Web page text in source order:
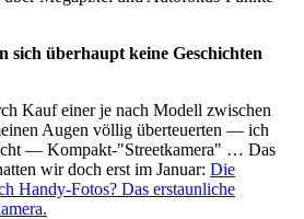
sich überhaupt keine Geschichten
Kauf einer je nach Modell zwischen
Augen völlig überteuerten — ich
— Kompakt-"Streetkamera" … Das
wir doch erst im Januar: Die
Handy-Fotos? Das erstaunliche